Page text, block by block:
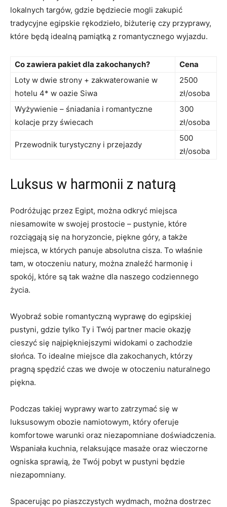
lokalnych targów, gdzie będziecie mogli zakupić
tradycyjne egipskie rękodzieło, biżuterię czy przyprawy,
‌które będą idealną pamiątką z romantycznego wyjazdu.
Co zawiera pakiet dla zakochanych?
Cena
Loty w dwie⁤ strony + zakwaterowanie w⁤
hotelu 4* w oazie Siwa
2500
zł/osoba
Wyżywienie – śniadania i romantyczne
kolacje przy świecach
300⁣
zł/osoba
Przewodnik turystyczny i przejazdy
500
zł/osoba
Luksus w harmonii z naturą
Podróżując przez Egipt, można odkryć miejsca
niesamowite w swojej prostocie – pustynie, ⁢które
rozciągają ⁢się na‌ horyzoncie, piękne ⁤góry, a także
miejsca, w których panuje absolutna cisza. To właśnie
tam, w otoczeniu natury, ​można znaleźć harmonię i
spokój, które są tak ważne dla naszego codziennego
życia.
Wyobraź⁢ sobie romantyczną wyprawę do egipskiej
⁣pustyni,⁣ gdzie⁢ tylko Ty i Twój partner macie⁢ okazję
cieszyć⁤ się najpiękniejszymi widokami⁣ o‌ zachodzie
słońca. To idealne miejsce ⁤dla‍ zakochanych, którzy
pragną spędzić czas we dwoje w otoczeniu naturalnego
piękna.
Podczas takiej wyprawy warto zatrzymać się‌ w
luksusowym obozie namiotowym, który oferuje
komfortowe warunki oraz niezapomniane doświadczenia.
Wspaniała kuchnia, relaksujące masaże oraz ‌wieczorne
‌ogniska sprawią, że Twój pobyt w pustyni będzie
niezapomniany.
Spacerując po piaszczystych wydmach, można dostrzec